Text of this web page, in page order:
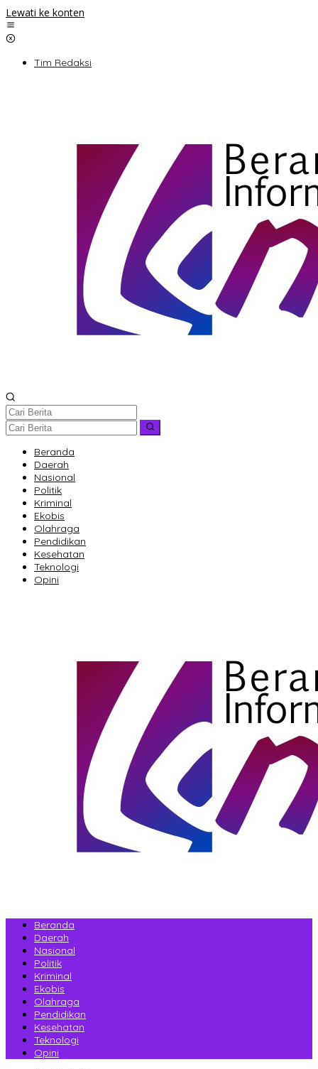
Lewati ke konten
Tim Redaksi
Beranda
Daerah
Nasional
Politik
Kriminal
Ekobis
Olahraga
Pendidikan
Kesehatan
Teknologi
Opini
Beranda
Daerah
Nasional
Politik
Kriminal
Ekobis
Olahraga
Pendidikan
Kesehatan
Teknologi
Opini